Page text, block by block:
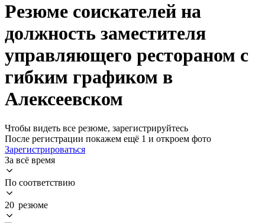
Резюме соискателей на
должность заместителя
управляющего рестораном с
гибким графиком в
Алексеевском
Чтобы видеть все резюме, зарегистрируйтесь
После регистрации покажем ещё 1 и откроем фото
Зарегистрироваться
За всё время
По соответствию
20 резюме